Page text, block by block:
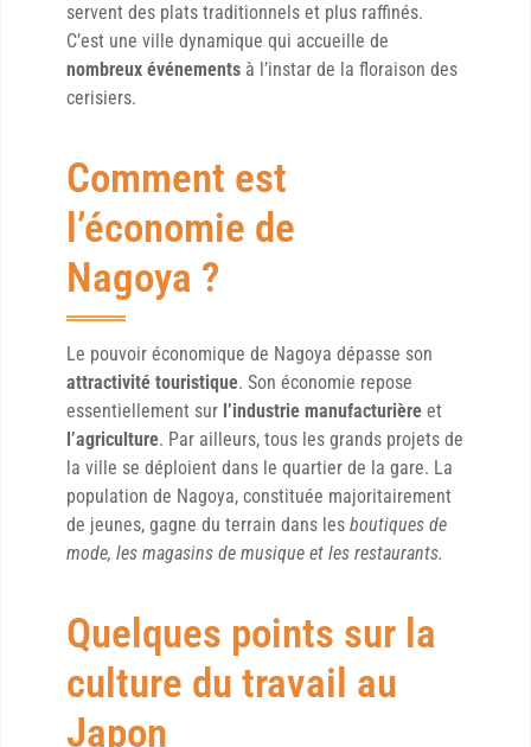
servent des plats traditionnels et plus raffinés.
C’est une ville dynamique qui accueille de
nombreux événements à l’instar de la floraison des
cerisiers.
Comment est
l’économie de
Nagoya ?
Le pouvoir économique de Nagoya dépasse son
attractivité touristique. Son économie repose
essentiellement sur l’industrie manufacturière et
l’agriculture. Par ailleurs, tous les grands projets de
la ville se déploient dans le quartier de la gare. La
population de Nagoya, constituée majoritairement
de jeunes, gagne du terrain dans les boutiques de
mode, les magasins de musique et les restaurants.
Quelques points sur la
culture du travail au
Japon